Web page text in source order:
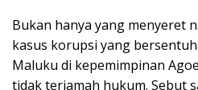
Bukan hanya yang menyeret
kasus korupsi yang
Maluku di kepemimpinan
tidak terjamah hukum. Sebut